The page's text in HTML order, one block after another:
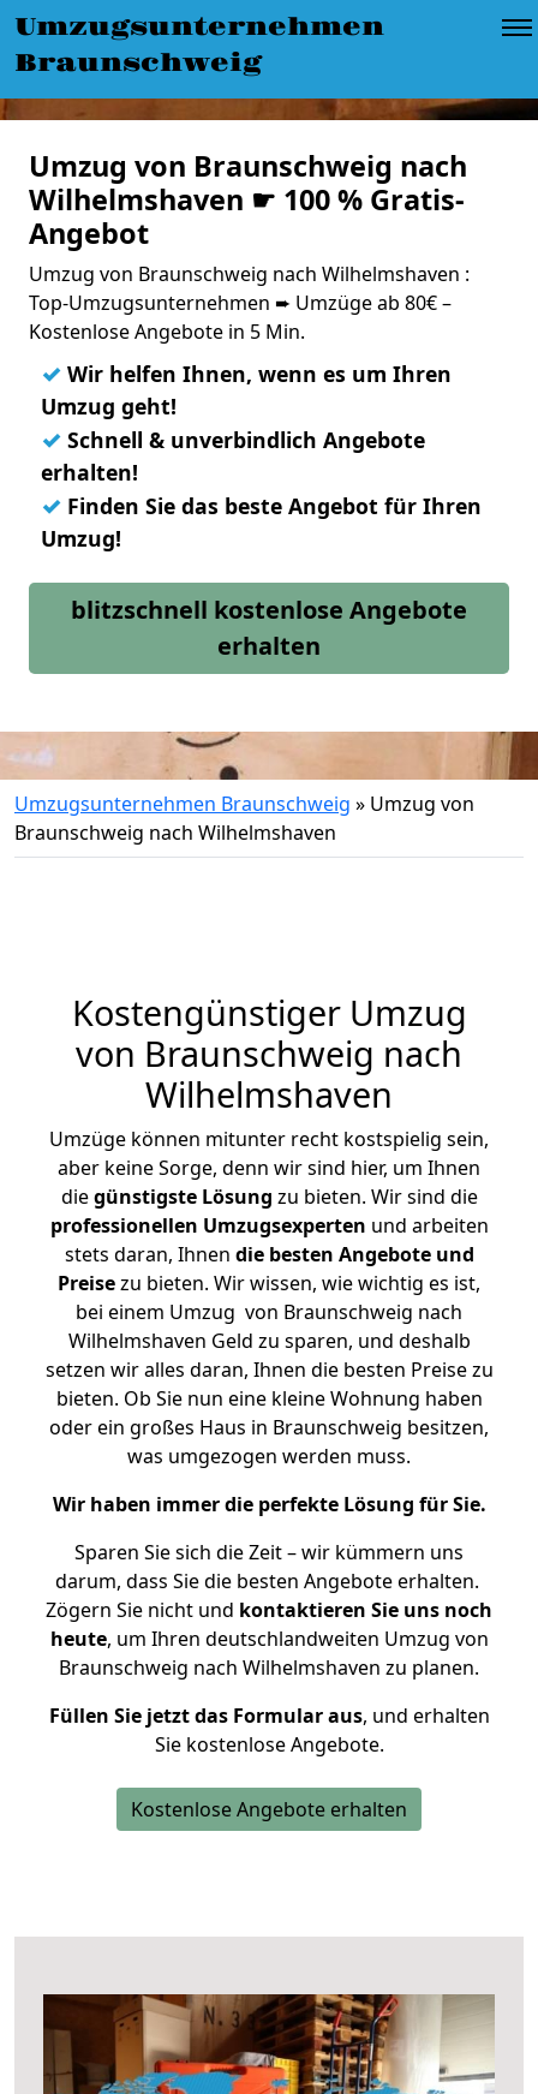
Umzugsunternehmen
Braunschweig
Umzug von Braunschweig nach
Wilhelmshaven ☛ 100 % Gratis-
Angebot
Umzug von Braunschweig nach Wilhelmshaven :
Top-Umzugsunternehmen ➨ Umzüge ab 80€ –
Kostenlose Angebote in 5 Min.
✓ Wir helfen Ihnen, wenn es um Ihren
Umzug geht!
✓ Schnell & unverbindlich Angebote
erhalten!
✓ Finden Sie das beste Angebot für Ihren
Umzug!
blitzschnell kostenlose Angebote
erhalten
Umzugsunternehmen Braunschweig » Umzug von
Braunschweig nach Wilhelmshaven
Kostengünstiger Umzug
von Braunschweig nach
Wilhelmshaven
Umzüge können mitunter recht kostspielig sein,
aber keine Sorge, denn wir sind hier, um Ihnen
diegünstigste Lösung zu bieten. Wir sind die
professionellen Umzugsexperten und arbeiten
stets daran, Ihnen die besten Angebote und
Preisezu bieten. Wir wissen, wie wichtig es ist,
bei einem Umzug von Braunschweig nach
Wilhelmshaven Geld zu sparen, und deshalb
setzen wir alles daran, Ihnen die besten Preise zu
bieten. Ob Sie nun eine kleine Wohnung haben
oder ein großes Haus in Braunschweig besitzen,
was umgezogen werden muss.
Wir haben immer die perfekte Lösung für Sie.
Sparen Sie sich die Zeit – wir kümmern uns
darum, dass Sie die besten Angebote erhalten.
Zögern Sie nicht und kontaktieren Sie uns noch
heute, um Ihren deutschlandweiten Umzug von
Braunschweig nach Wilhelmshaven zu planen.
Füllen Sie jetzt das Formular aus, und erhalten
Sie kostenlose Angebote.
Kostenlose Angebote erhalten